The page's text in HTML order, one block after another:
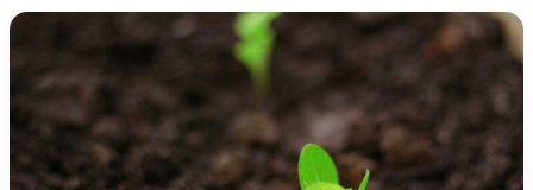
is
een
growth
mindset
en